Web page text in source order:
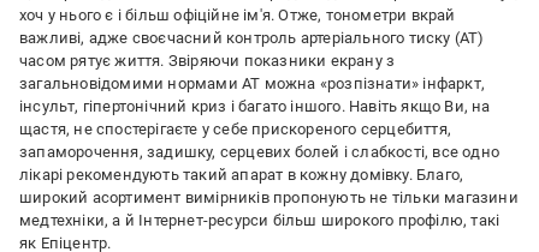
хоч у нього є і більш офіційне ім'я. Отже, тонометри вкрай
важливі, адже своєчасний контроль артеріального тиску (АТ)
часом рятує життя. Звіряючи показники екрану з
загальновідомими нормами АТ можна «розпізнати» інфаркт,
інсульт, гіпертонічний криз і багато іншого. Навіть якщо Ви, на
щастя, не спостерігаєте у себе прискореного серцебиття,
запаморочення, задишку, серцевих болей і слабкості, все одно
лікарі рекомендують такий апарат в кожну домівку. Благо,
широкий асортимент вимірників пропонують не тільки магазини
медтехніки, а й Інтернет-ресурси більш широкого профілю, такі
як Епіцентр.